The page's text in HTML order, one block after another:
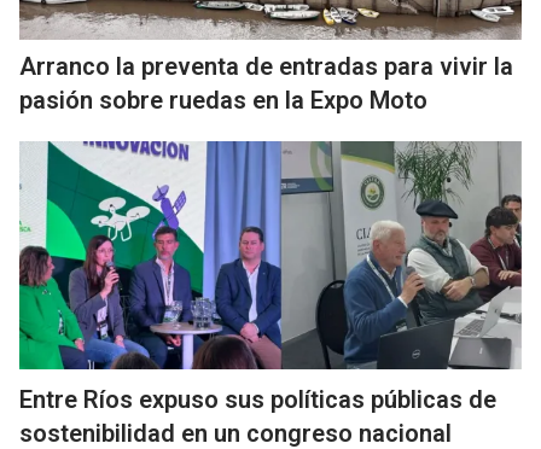
Arranco la preventa de entradas para vivir la
pasión sobre ruedas en la Expo Moto
Entre Ríos expuso sus políticas públicas de
sostenibilidad en un congreso nacional